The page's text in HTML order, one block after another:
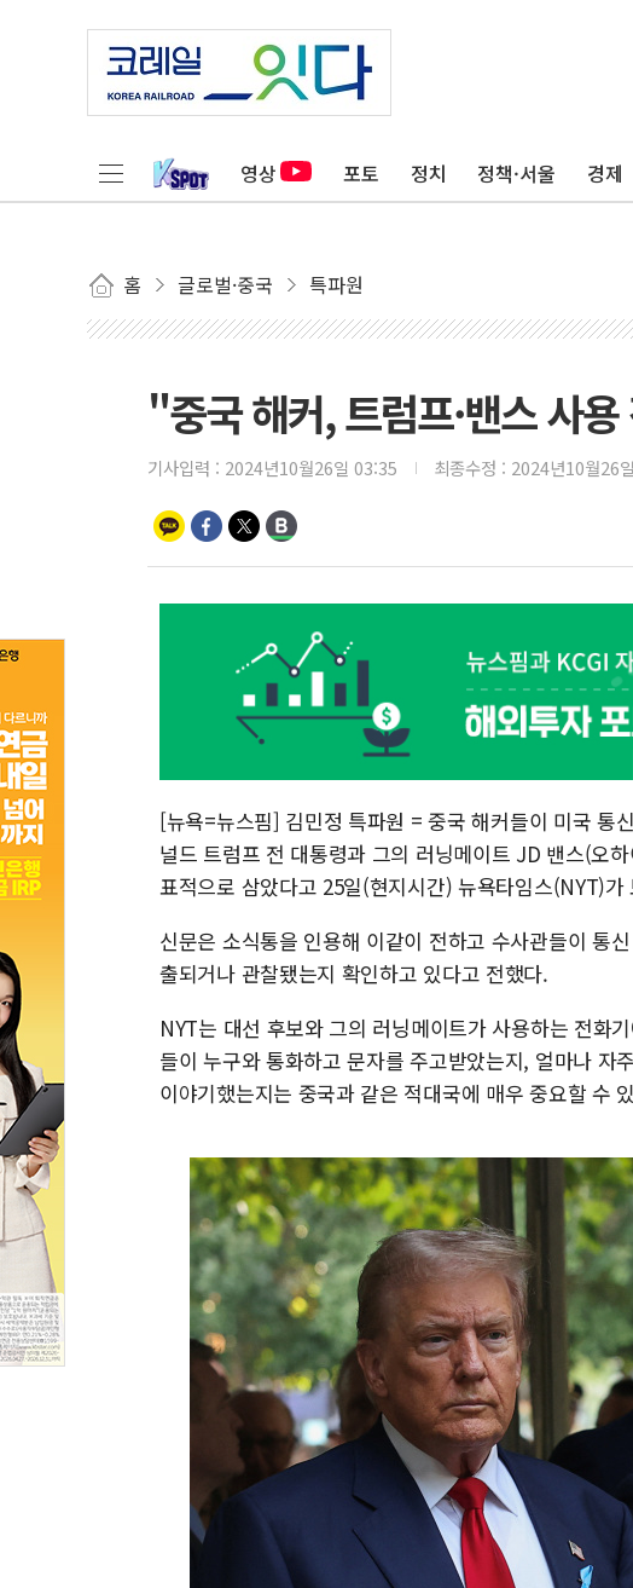
영상 포토 정치 정책·서울 경제
홈 글로벌·중국 특파원
"중국 해커, 트럼프·밴스 사
기사입력 : 2024년10월26일 03:35 최종수정 : 2024년10월26
[뉴욕=뉴스핌] 김민정 특파원 = 중국 해커들이 미국 통
널드 트럼프 전 대통령과 그의 러닝메이트 JD 밴스(오
표적으로 삼았다고 25일(현지시간) 뉴욕타임스(NYT)가
신문은 소식통을 인용해 이같이 전하고 수사관들이 통
출되거나 관찰됐는지 확인하고 있다고 전했다.
NYT는 대선 후보와 그의 러닝메이트가 사용하는 전화
들이 누구와 통화하고 문자를 주고받았는지, 얼마나 자
이야기했는지는 중국과 같은 적대국에 매우 중요할 수